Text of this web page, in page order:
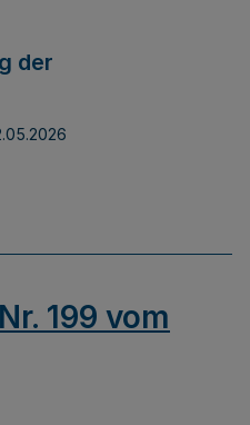
der
199 vom